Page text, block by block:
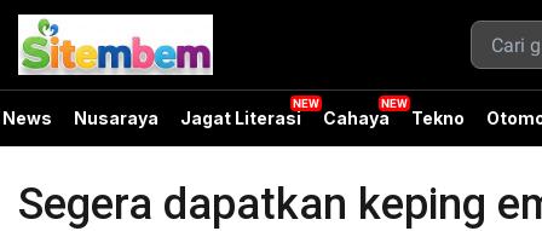
News Nusaraya Jagat Literasi Cahaya Tekno
Segera dapatkan keping